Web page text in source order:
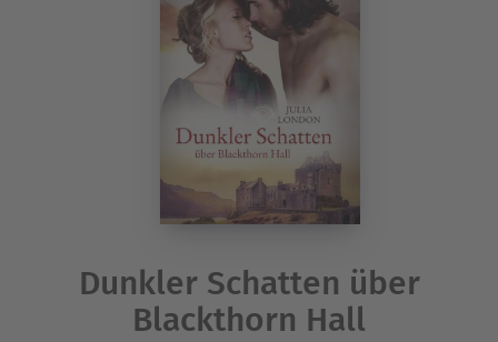
Dunkler Schatten über
Blackthorn Hall